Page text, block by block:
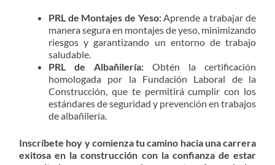
PRL de Montajes de Yeso:Aprende a trabajar de
manera segura en montajes de yeso, minimizando
riesgos y garantizando un entorno de trabajo
saludable.
PRL de Albañilería: Obtén la certificación
homologada por la Fundación Laboral de la
Construcción, que te permitirá cumplir con los
estándares de seguridad y prevención en trabajos
de albañilería.
Inscríbete hoy y comienza tu camino hacia una carrera
exitosa en la construcción con la confianza de estar